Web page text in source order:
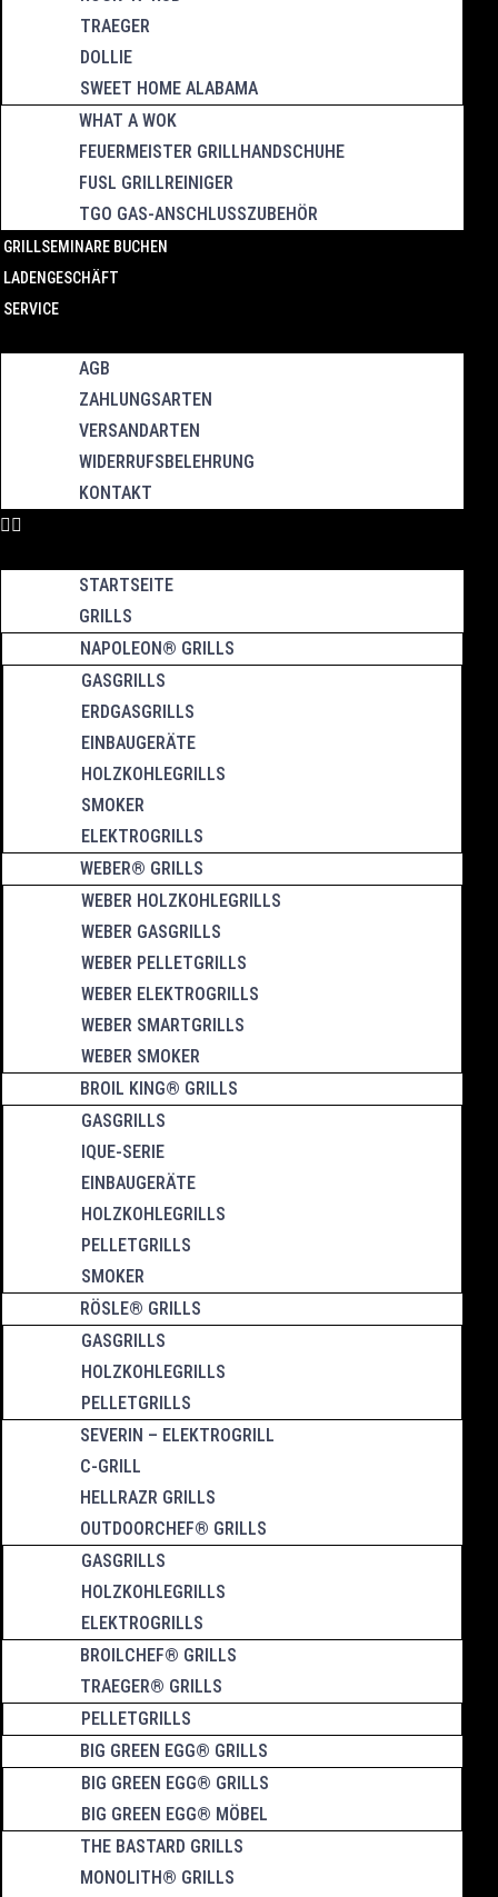
TRAEGER
DOLLIE
SWEET HOME ALABAMA
WHAT A WOK
FEUERMEISTER GRILLHANDSCHUHE
FUSL GRILLREINIGER
TGO GAS-ANSCHLUSSZUBEHÖR
GRILLSEMINARE BUCHEN
LADENGESCHÄFT
SERVICE
AGB
ZAHLUNGSARTEN
VERSANDARTEN
WIDERRUFSBELEHRUNG
KONTAKT
STARTSEITE
GRILLS
NAPOLEON® GRILLS
GASGRILLS
ERDGASGRILLS
EINBAUGERÄTE
HOLZKOHLEGRILLS
SMOKER
ELEKTROGRILLS
WEBER® GRILLS
WEBER HOLZKOHLEGRILLS
WEBER GASGRILLS
WEBER PELLETGRILLS
WEBER ELEKTROGRILLS
WEBER SMARTGRILLS
WEBER SMOKER
BROIL KING® GRILLS
GASGRILLS
IQUE-SERIE
EINBAUGERÄTE
HOLZKOHLEGRILLS
PELLETGRILLS
SMOKER
RÖSLE® GRILLS
GASGRILLS
HOLZKOHLEGRILLS
PELLETGRILLS
SEVERIN – ELEKTROGRILL
C-GRILL
HELLRAZR GRILLS
OUTDOORCHEF® GRILLS
GASGRILLS
HOLZKOHLEGRILLS
ELEKTROGRILLS
BROILCHEF® GRILLS
TRAEGER® GRILLS
PELLETGRILLS
BIG GREEN EGG® GRILLS
BIG GREEN EGG® GRILLS
BIG GREEN EGG® MÖBEL
THE BASTARD GRILLS
MONOLITH® GRILLS